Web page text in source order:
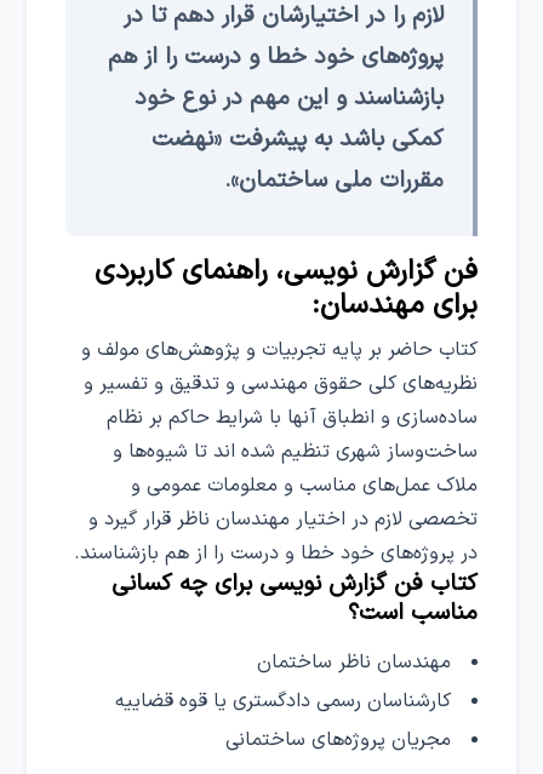
لازم را در اختیارشان قرار دهم تا در
پروژه‌های خود خطا و درست را از هم
بازشناسند و این مهم در نوع خود
کمکی باشد به پیشرفت «نهضت
مقررات ملی ساختمان».
فن گزارش نویسی، راهنمای کاربردی
برای مهندسان:
کتاب حاضر بر پایه تجربیات و پژوهش‌های مولف و
نظریه‌های کلی حقوق مهندسی و تدقیق و تفسیر و
ساده‌سازی و انطباق آنها با شرایط حاکم بر نظام
ساخت‌وساز شهری تنظیم شده اند تا شیوه‌ها و
ملاک عمل‌های مناسب و معلومات عمومی و
تخصصی لازم در اختیار مهندسان ناظر قرار گیرد و
در پروژه‌های خود خطا و درست را از هم بازشناسند.
کتاب فن گزارش نویسی برای چه کسانی
مناسب است؟
مهندسان ناظر ساختمان
کارشناسان رسمی دادگستری یا قوه قضاییه
مجریان پروژه‌های ساختمانی